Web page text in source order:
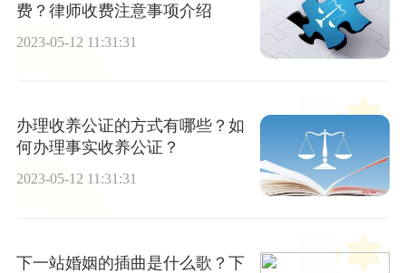
费？律师收费注意事项介绍
2023-05-12 11:31:31
办理收养公证的方式有哪些？如
何办理事实收养公证？
2023-05-12 11:31:31
下一站婚姻的插曲是什么歌？下